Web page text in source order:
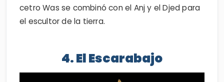
cetro Was se combinó con el Anj y el Djed para
el escultor de la tierra.
4. El Escarabajo